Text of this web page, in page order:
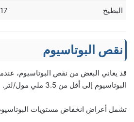
البطيخ
نقص البوتاسيوم
قد يعاني البعض من نقص البوتاسيوم،
البوتاسيوم إلى أقل من 3.5 ملي مول/لتر.
تشمل أعراض انخفاض مستويات